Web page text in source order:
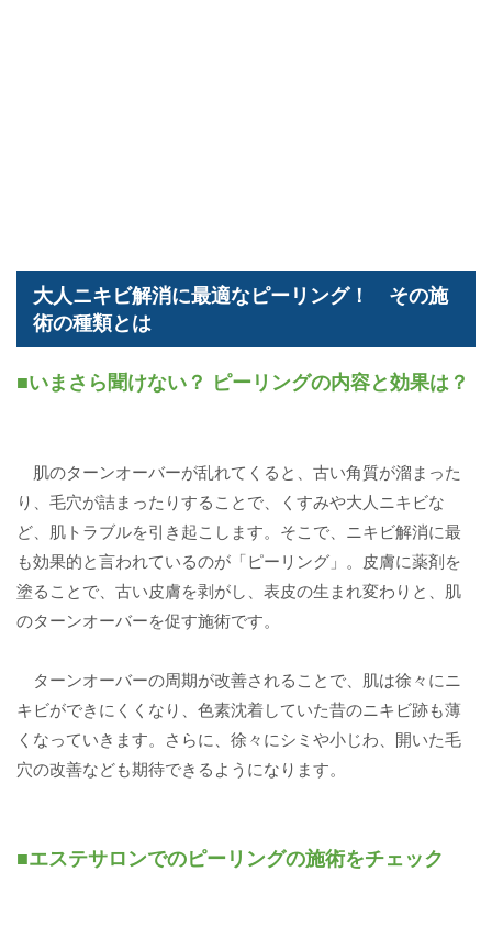
大人ニキビ解消に最適なピーリング！ その施
術の種類とは
■いまさら聞けない？ ピーリングの内容と効果は？
肌のターンオーバーが乱れてくると、古い角質が溜まった
り、毛穴が詰まったりすることで、くすみや大人ニキビな
ど、肌トラブルを引き起こします。そこで、ニキビ解消に最
も効果的と言われているのが「ピーリング」。皮膚に薬剤を
塗ることで、古い皮膚を剥がし、表皮の生まれ変わりと、肌
のターンオーバーを促す施術です。
ターンオーバーの周期が改善されることで、肌は徐々にニ
キビができにくくなり、色素沈着していた昔のニキビ跡も薄
くなっていきます。さらに、徐々にシミや小じわ、開いた毛
穴の改善なども期待できるようになります。
■エステサロンでのピーリングの施術をチェック